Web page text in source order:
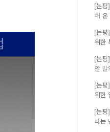
[논
해 온
[논
위한
[논
안 발
[논
위한
[논
라는